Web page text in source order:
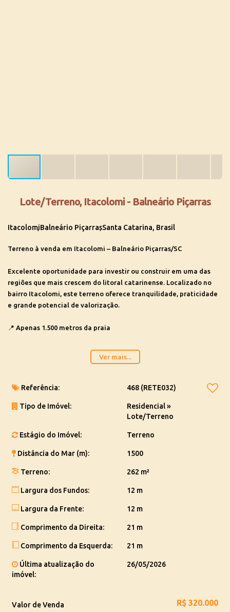
Lote/Terreno, Itacolomi - Balneário Piçarras
ItacolomiBalneário PiçarrasSanta Catarina, Brasil
Terreno à venda em Itacolomi – Balneário Piçarras/SC
Excelente oportunidade para investir ou construir em uma das
regiões que mais crescem do litoral catarinense. Localizado no
bairro Itacolomi, este terreno oferece tranquilidade, praticidade
e grande potencial de valorização.
📍 Apenas 1.500 metros da praia
✨ Diferenciais do terreno:
Murado
Pronto para construir ou investir
Ideal para quem deseja desenvolver um projeto residencial ou
constante crescimento.
praias e valorização imobiliária no litoral norte de Santa Catarina.
Valor: R$ 320.000,00
oportunidade!
aviso prévio.
Ver mais...
Referência: 468 (RETE032)
Tipo de Imóvel: Residencial»
Lote/Terreno
Estágio do Imóvel: Terreno
Distância do Mar (m): 1500
Terreno: 262 m²
Largura dos Fundos: 12 m
Largura da Frente: 12 m
Comprimento da Direita: 21 m
Comprimento da Esquerda: 21 m
Última atualização do
imóvel:
26/05/2026
R$ 320.000
Valor de Venda